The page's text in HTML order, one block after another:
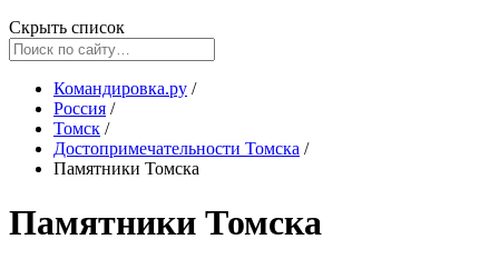
Скрыть список
Командировка.ру /
Россия /
Томск /
Достопримечательности Томска /
Памятники Томска
Памятники Томска